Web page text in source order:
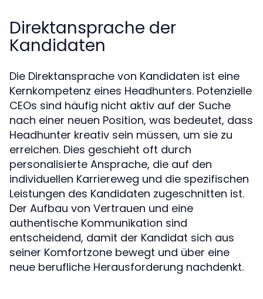
Direktansprache der
Kandidaten
Die Direktansprache von Kandidaten ist eine
Kernkompetenz eines Headhunters. Potenzielle
CEOs sind häufig nicht aktiv auf der Suche
nach einer neuen Position, was bedeutet, dass
Headhunter kreativ sein müssen, um sie zu
erreichen. Dies geschieht oft durch
personalisierte Ansprache, die auf den
individuellen Karriereweg und die spezifischen
Leistungen des Kandidaten zugeschnitten ist.
Der Aufbau von Vertrauen und eine
authentische Kommunikation sind
entscheidend, damit der Kandidat sich aus
seiner Komfortzone bewegt und über eine
neue berufliche Herausforderung nachdenkt.